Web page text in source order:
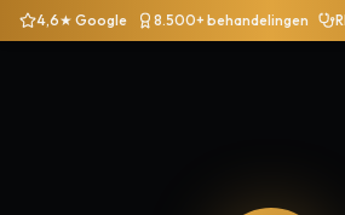
4,6★ Google 8.500+ behandelingen